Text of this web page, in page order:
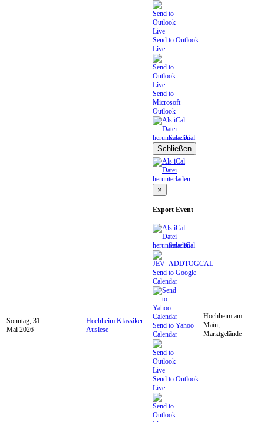
Send to Outlook
Live
Send to
Microsoft
Outlook
Save iCal
Schließen
Sonntag, 31
Mai 2026
Hochheim Klassiker
Auslese
×
Export Event
Save iCal
Send to Google
Calendar
Send to Yahoo
Calendar
Send to Outlook
Live
Hochheim am
Main,
Marktgelände